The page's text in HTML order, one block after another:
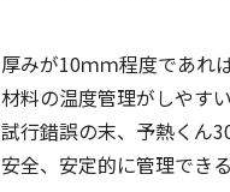
厚みが10ｍｍ程度であれ
材料の温度管理がしやす
試行錯誤の末、予熱くん
安全、安定的に管理でき